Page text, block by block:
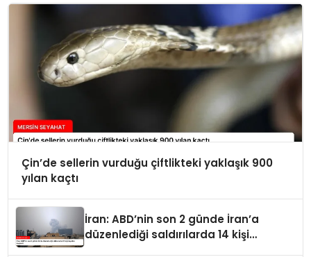
Çin’de sellerin vurduğu çiftlikteki yaklaşık 900
yılan kaçtı
İran: ABD’nin son 2 günde İran’a
düzenlediği saldırılarda 14 kişi